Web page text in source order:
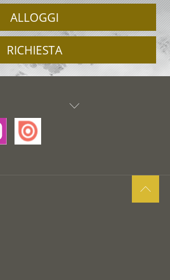
ALLOGGI
RICHIESTA